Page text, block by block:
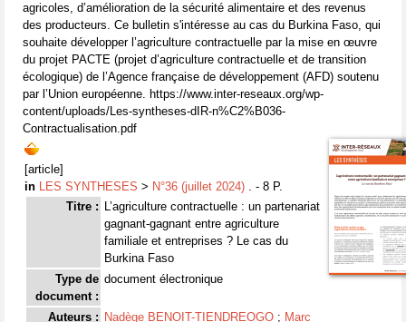
agricoles, d’amélioration de la sécurité alimentaire et des revenus
des producteurs. Ce bulletin s'intéresse au cas du Burkina Faso, qui
souhaite développer l’agriculture contractuelle par la mise en œuvre
du projet PACTE (projet d’agriculture contractuelle et de transition
écologique) de l’Agence française de développement (AFD) soutenu
par l’Union européenne. https://www.inter-reseaux.org/wp-
content/uploads/Les-syntheses-dIR-n%C2%B036-
Contractualisation.pdf
[article]
in LES SYNTHESES > N°36 (juillet 2024) . - 8 P.
Titre : L’agriculture contractuelle : un partenariat
gagnant-gagnant entre agriculture
familiale et entreprises ? Le cas du
Burkina Faso
Type de
document :
document électronique
Auteurs : Nadège BENOIT-TIENDREOGO ; Marc